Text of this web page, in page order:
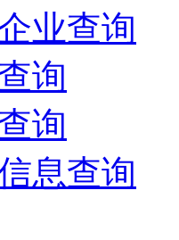
业查询
询
询
息查询